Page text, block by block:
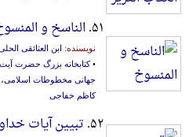
۵۱. الناسخ و
نویسنده: ابن العتائقی
•کتابخانه بزرگ حضرت
جهانی مخطوطات اسلامی
کاظم خفاجی
۵۲. تبیین آیات